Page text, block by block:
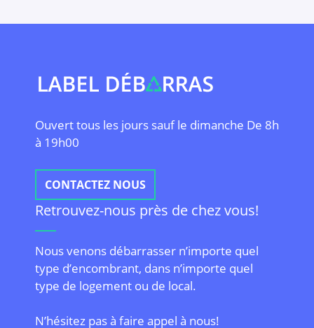
Ouvert tous les jours sauf le dimanche De 8h
à 19h00
CONTACTEZ NOUS
Retrouvez-nous près de chez vous!
Nous venons débarrasser n’importe quel
type d’encombrant, dans n’importe quel
type de logement ou de local.
N’hésitez pas à faire appel à nous!